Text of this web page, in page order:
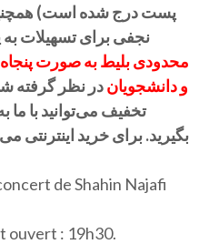
پست درج شده است)
نجفی برای تسهیلات به
محدودی بلیط به صورت
و دانشجویاندر نظر گرفته
تخفیف می‌توانید با ما
بگیرید.برای خرید اینترنتی
de Shahin Najafi
ouvert : 19h30.